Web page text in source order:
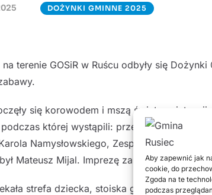
Aby zapewnić jak
cookie, do
Zgoda na te
podczas
DOŻYNKI GMINNE 2025
terenie GOSiR w Ruścu odbyły się
się korowodem i mszą świętą w
której wystąpili: przedszkolaki z
Namysłowskiego, Zespół Pieśni i
Mateusz Mijal. Imprezę zakończyła
strefa dziecka, stoiska gastronomiczne